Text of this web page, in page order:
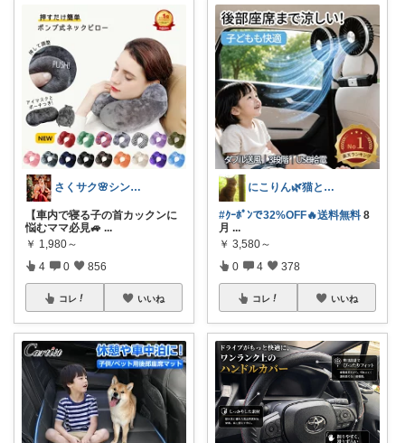
さくサク🌸シンプルライフと便利なモノ
【車内で寝る子の首カックンに
悩むママ必見🚙 ...
￥ 1,980～
4 0 856
コレ いいね
にこりん🌿猫と暮らす主婦のROOM😹
#ｸｰﾎﾟﾝで32%OFF🔥送料無料 8
月 ...
￥ 3,580～
0 4 378
コレ いいね